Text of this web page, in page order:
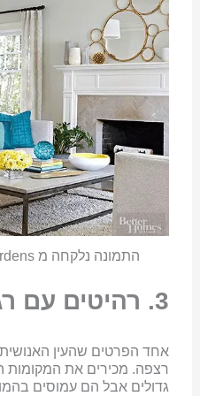
התמונה נלקחה מ Better Homes and Gardens
3. רהיטים עם רגליים
אחד הפרטים שהעין
רצפה. מכירים את המקומות
גדולים אבל הם עמוסים